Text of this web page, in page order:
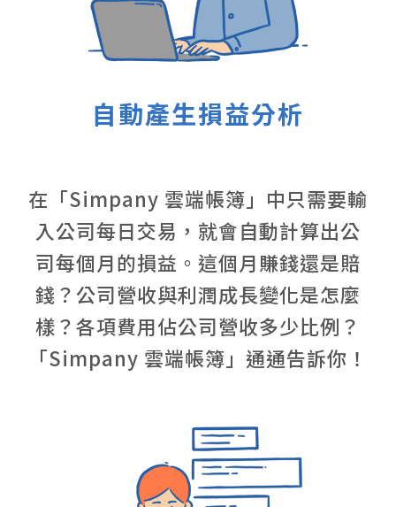
自動產生損益分析
在「Simpany 雲端帳簿」中只需要輸
入公司每日交易，就會自動計算出公
司每個月的損益。這個月賺錢還是賠
錢？公司營收與利潤成長變化是怎麼
樣？各項費用佔公司營收多少比例？
「Simpany 雲端帳簿」通通告訴你！